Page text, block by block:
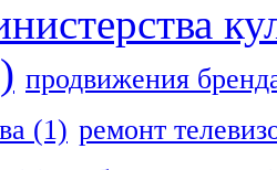
продвижения
(1) ремонт